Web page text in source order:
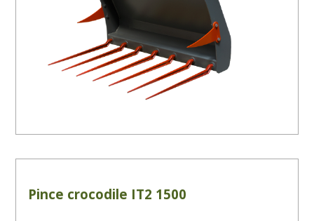
Pince crocodile IT2 1500